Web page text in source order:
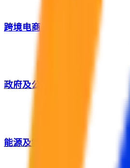
跨境电商
政府及公共服务
能源及制造业